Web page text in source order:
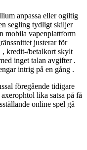
anpassa eller ogiltig
segling tydligt skiljer
mobila vapenplattform
justerar för
, kredit-/betalkort skylt
inget talan avgifter .
intrig på en gång .
föregående tidigare
lika satsa på få
online spel gå